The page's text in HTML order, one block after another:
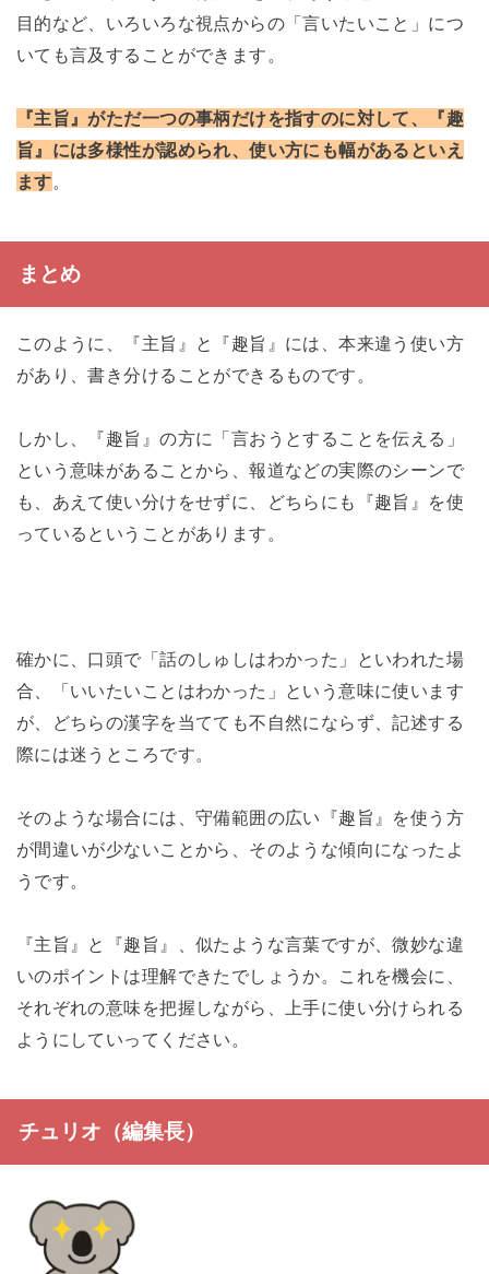
目的など、いろいろな視点からの「言いたいこと」につ
いても言及することができます。
『主旨』がただ一つの事柄だけを指すのに対して、『趣
旨』には多様性が認められ、使い方にも幅があるといえ
ます。
まとめ
このように、『主旨』と『趣旨』には、本来違う使い方
があり、書き分けることができるものです。
しかし、『趣旨』の方に「言おうとすることを伝える」
という意味があることから、報道などの実際のシーンで
も、あえて使い分けをせずに、どちらにも『趣旨』を使
っているということがあります。
確かに、口頭で「話のしゅしはわかった」といわれた場
合、「いいたいことはわかった」という意味に使います
が、どちらの漢字を当てても不自然にならず、記述する
際には迷うところです。
そのような場合には、守備範囲の広い『趣旨』を使う方
が間違いが少ないことから、そのような傾向になったよ
うです。
『主旨』と『趣旨』、似たような言葉ですが、微妙な違
いのポイントは理解できたでしょうか。これを機会に、
それぞれの意味を把握しながら、上手に使い分けられる
ようにしていってください。
チュリオ（編集長）